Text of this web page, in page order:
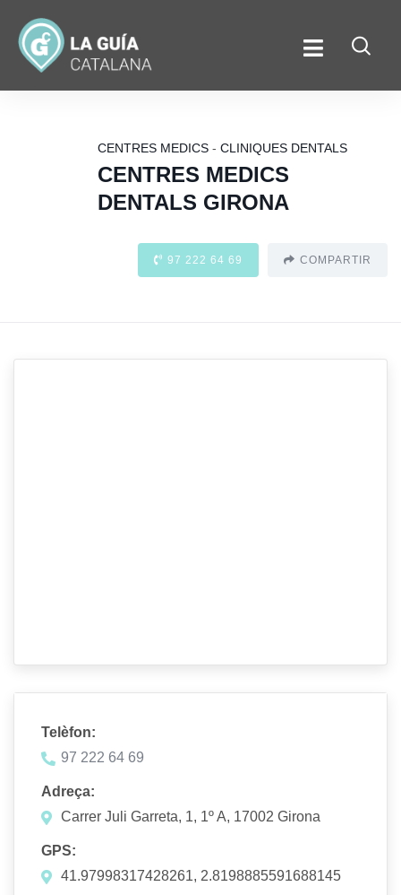
CENTRES MEDICS -CLINIQUES DENTALS
CENTRES MEDICS
DENTALS GIRONA
97 222 64 69 COMPARTIR
Telèfon:
97 222 64 69
Adreça:
Carrer Juli Garreta, 1, 1º A, 17002 Girona
GPS:
41.97998317428261, 2.8198885591688145